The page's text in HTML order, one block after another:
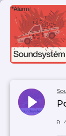
8.